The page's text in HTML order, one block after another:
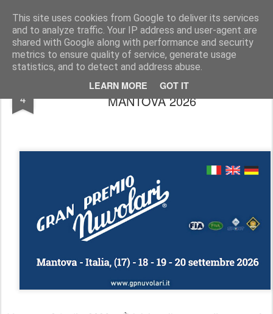
This site uses cookies from Google to deliver its services
and to analyze traffic. Your IP address and user-agent are
shared with Google along with performance and security
metrics to ensure quality of service, generate usage
statistics, and to detect and address abuse.
LEARN MORE GOT IT
AutoMotoCorse. Motorsport Random News 280912
4
VERSO IL GRAN PREMIO NUVOLARI-
MANTOVA 2026